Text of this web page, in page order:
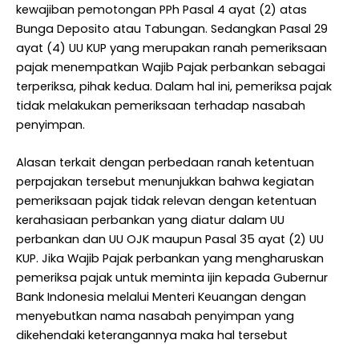
kewajiban pemotongan PPh Pasal 4 ayat (2) atas
Bunga Deposito atau Tabungan. Sedangkan Pasal 29
ayat (4) UU KUP yang merupakan ranah pemeriksaan
pajak menempatkan Wajib Pajak perbankan sebagai
terperiksa, pihak kedua. Dalam hal ini, pemeriksa pajak
tidak melakukan pemeriksaan terhadap nasabah
penyimpan.
Alasan terkait dengan perbedaan ranah ketentuan
perpajakan tersebut menunjukkan bahwa kegiatan
pemeriksaan pajak tidak relevan dengan ketentuan
kerahasiaan perbankan yang diatur dalam UU
perbankan dan UU OJK maupun Pasal 35 ayat (2) UU
KUP. Jika Wajib Pajak perbankan yang mengharuskan
pemeriksa pajak untuk meminta ijin kepada Gubernur
Bank Indonesia melalui Menteri Keuangan dengan
menyebutkan nama nasabah penyimpan yang
dikehendaki keterangannya maka hal tersebut